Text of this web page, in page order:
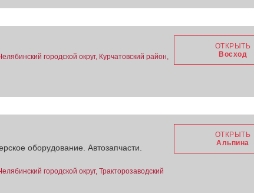
городской округ, Курчатовский район,
ОТКРЫТЬ
Восход
оборудование. Автозапчасти.
городской округ, Тракторозаводский
ОТКРЫТЬ
Альпина